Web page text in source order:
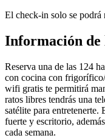
El check-in solo se podrá
Información de
Reserva una de las 124
con cocina con
wifi gratis te permitirá
ratos libres tendrás una
satélite para entretenerte.
fuerte y escritorio,
cada semana.